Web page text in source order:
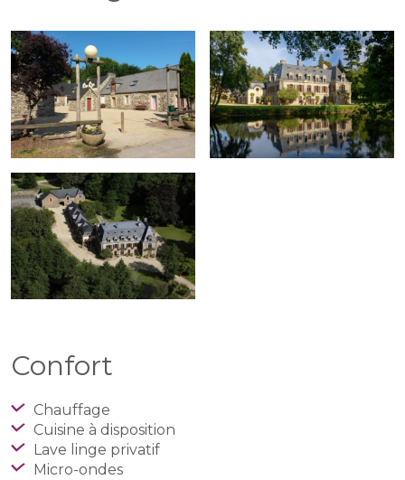
Confort
Chauffage
Cuisine à disposition
Lave linge privatif
Micro-ondes